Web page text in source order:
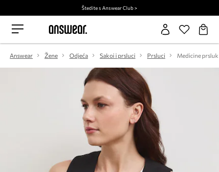
Štedite s Answear Club >
Answear Žene Odjeća Sakoi i prsluci Prsluci Medicine prsluk